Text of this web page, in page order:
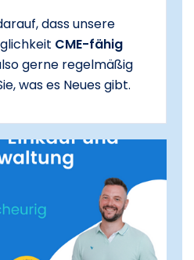
dass unsere
CME-fähig
gerne regelmäßig
was es Neues gibt.